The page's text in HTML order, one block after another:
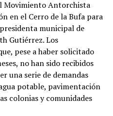
Movimiento Antorchista
en el Cerro de la Bufa para
municipal de
Gutiérrez. Los
pese a haber solicitado
no han sido recibidos
una serie de demandas
potable, pavimentación
colonias y comunidades